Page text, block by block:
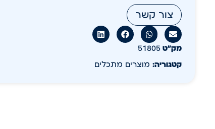
צור קשר
מק״ט 51805
קטגוריה: מוצרים מתכלים